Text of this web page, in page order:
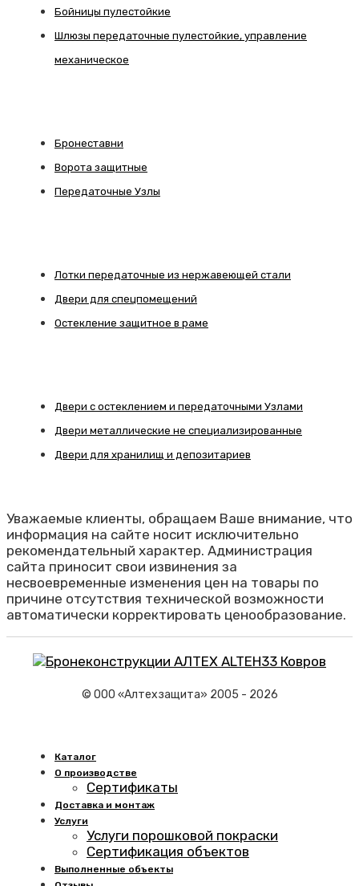
Бойницы пулестойкие
Шлюзы передаточные пулестойкие, управление
механическое
Бронеставни
Ворота защитные
Передаточные Узлы
Лотки передаточные из нержавеющей стали
Двери для спецпомещений
Остекление защитное в раме
Двери с остеклением и передаточными Узлами
Двери металлические не специализированные
Двери для хранилищ и депозитариев
Уважаемые клиенты, обращаем Ваше внимание, что
информация на сайте носит исключительно
рекомендательный характер. Администрация
сайта приносит свои извинения за
несвоевременные изменения цен на товары по
причине отсутствия технической возможности
автоматически корректировать ценообразование.
© ООО «Алтехзащита» 2005 - 2026
Каталог
О производстве
Сертификаты
Доставка и монтаж
Услуги
Услуги порошковой покраски
Сертификация объектов
Выполненные объекты